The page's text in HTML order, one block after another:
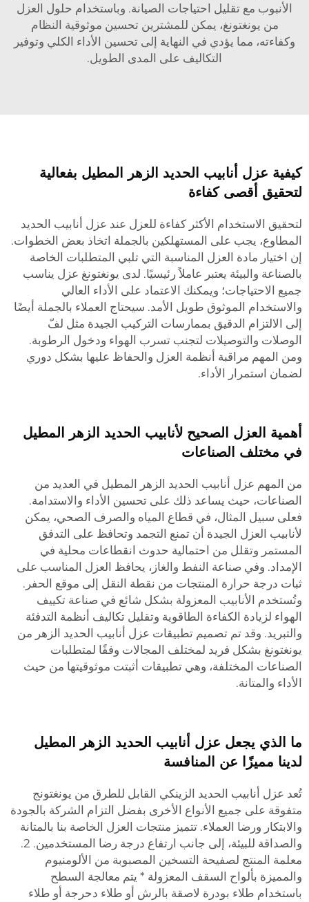
الأنبوب مع تقليل احتياجات الصيانة. وباستخدام حلول العزل
من يونغتونغ، يمكن للمشترين تحسين موثوقية النظام
وكفاءته، مما يؤدي في النهاية إلى تحسين الأداء الكلي وتوفير
التكاليف على المدى الطويل.
كيفية عزل أنابيب الحديد الزهر المطيل بفعالية
لتحقيق أقصى كفاءة
لتحقيق الاستخدام الأكثر كفاءة للعزل عند عزل أنابيب الحديد
المطاوع، يجب على المستهلكين بالجملة اتخاذ بعض الخطوات.
إن اختيار مادة العزل المناسبة التي تلبي المتطلبات الخاصة
بالصناعة والبيئة يعتبر عاملاً رئيسيًا. لدى يونغتونغ عزل يناسب
جميع الاحتياجات؛ ويمكنك الاعتماد على الأداء العالي
والاستخدام الموثوق طويل الأمد. سيحتاج العملاء بالجملة أيضًا
إلى الالتزام الدقيق بممارسات التركيب الجيدة مثل لفّ
الوصلات والتوصيلات لتجنب تسرب الهواء ودخول الرطوبة.
ومن المهم مراقبة أنظمة العزل والحفاظ عليها بشكل دوري
لضمان استمرار الأداء.
أهمية العزل الصحيح لأنابيب الحديد الزهر المطيل
في مختلف الصناعات
من المهم عزل أنابيب الحديد الزهر المطيل في العديد من
الصناعات، حيث يساعد ذلك على تحسين الأداء والاستدامة.
فعلى سبيل المثال، في قطاع المياه والصرف الصحي، يمكن
لأنابيب العزل الجيدة أن تمنع التجمد وتحافظ على التدفق
المستمر وتقلل من احتمالية حدوث انقطاعات محلية في
الإمداد. وفي صناعة النفط والغاز، يحافظ العزل المناسب على
ثبات درجة حرارة المنتجات من نقطة النقل إلى موقع الحفر.
وتُستخدم الأنابيب المعزولة بشكل شائع في صناعة تكييف
الهواء لزيادة الكفاءة الطاقوية وتقليل تكاليف أنظمة التدفئة
والتبريد. وقد تم تصميم تطبيقات عزل أنابيب الحديد الزهر من
يونغتونغ بشكل فريد لمختلف المجالات وفقًا لمتطلبات
الصناعات المختلفة، وهي تطبيقات أثبتت موثوقيتها من حيث
الأداء والمتانة.
ما الذي يجعل عزل أنابيب الحديد الزهر المطيل
لدينا مميزًا عن المنافسة
تُعد عزل أنابيب الحديد الزينكي القابل للطرق من يونغتونج
متفوقة على جميع الأنواع الأخرى بفضل التزام الشركة بالجودة
والابتكار ورضا العملاء. تتميز منتجات العزل الخاصة بنا بالمتانة
والصداقة للبيئة، إلى جانب ارتفاع درجة رضا المستخدمين. 2.
معلمة المنتج لصفيحة التسخين المصبوبة من الألومنيوم
والمميزة بألواح السقف المعزولة * يتم معالجة السطح
باستخدام طلاء بودرة لاصقة بالرش أو طلاء دحرجة أو طلاء